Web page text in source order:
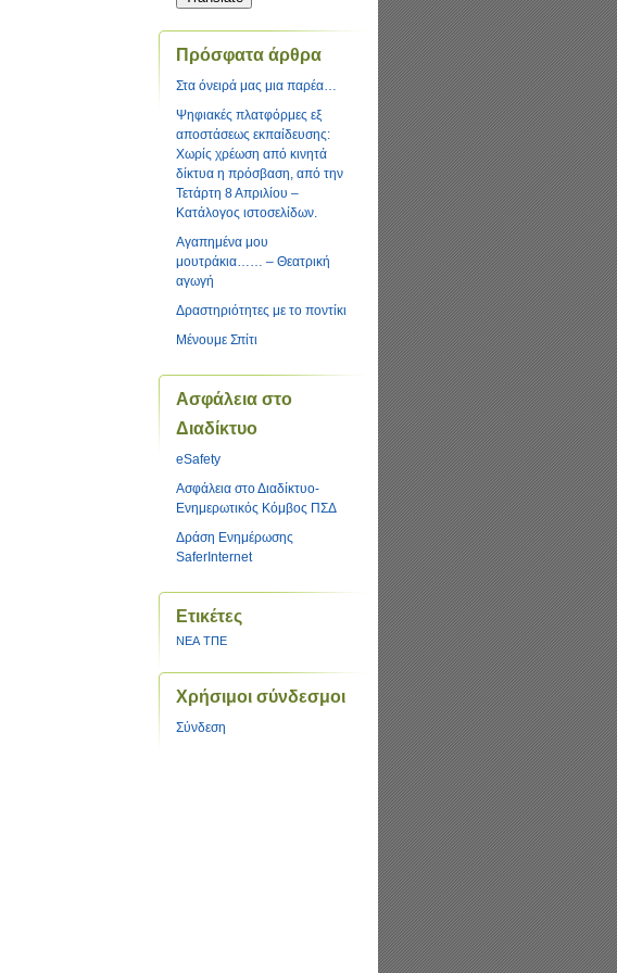
this
page
Πρόσφατα άρθρα
Στα όνειρά μας μια παρέα…
Ψηφιακές πλατφόρμες εξ
αποστάσεως εκπαίδευσης:
Χωρίς χρέωση από κινητά
δίκτυα η πρόσβαση, από την
Τετάρτη 8 Απριλίου –
Κατάλογος ιστοσελίδων.
Αγαπημένα μου
μουτράκια…… – Θεατρική
αγωγή
Δραστηριότητες με το ποντίκι
Μένουμε Σπίτι
Ασφάλεια στο
Διαδίκτυο
eSafety
Ασφάλεια στο Διαδίκτυο-
Ενημερωτικός Κόμβος ΠΣΔ
Δράση Ενημέρωσης
SaferInternet
Ετικέτες
ΝΕΑ ΤΠΕ
Χρήσιμοι σύνδεσμοι
Σύνδεση